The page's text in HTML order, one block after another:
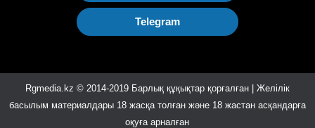
Telegram
Rgmedia.kz © 2014-2019 Барлық құқықтар қорғалған | Желілік
басылым материалдары 18 жасқа толған және 18 жастан асқандарға
оқуға арналған